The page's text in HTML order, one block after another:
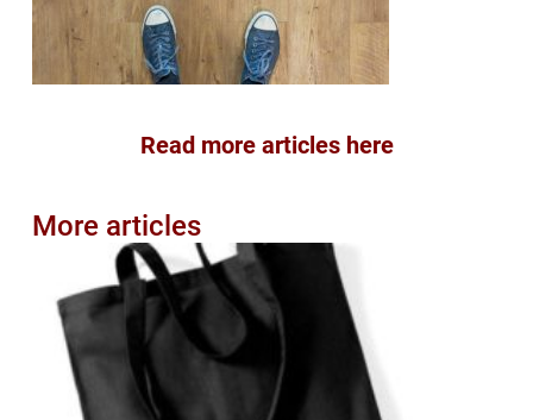
Read more articles here
More articles